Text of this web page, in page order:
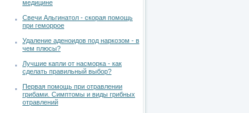
медицине
Свечи Альгинатол - скорая помощь
при геморрое
Удаление аденоидов под наркозом - в
чем плюсы?
Лучшие капли от насморка - как
сделать правильный выбор?
Первая помощь при отравлении
грибами. Симптомы и виды грибных
отравлений